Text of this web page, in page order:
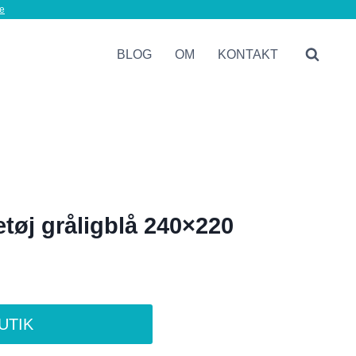
BLOG OM KONTAKT
gråligblå 240×220